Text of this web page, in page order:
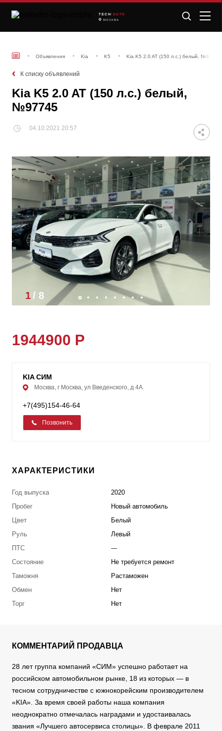
TECH /AUTO
МОСКВА
Объявления Kia K5 Kia K5 2.0 AT (150 л.с.) белый, №97745
К списку объявлений
Kia K5 2.0 AT (150 л.с.) белый,
№97745
04.10.2021 20:57
1/ 8
1944900 Р
KIA СИМ
Москва, г Москва, ул Введенского, д 4А
+7(495)154-46-64
Позвонить
ХАРАКТЕРИСТИКИ
Год выпуска
2020
Пробег
Новый автомобиль
Цвет
Белый
Руль
Левый
ПТС
---
Состояние
Не требуется ремонт
Таможня
Растаможен
Обмен
Нет
Торг
Нет
КОММЕНТАРИЙ ПРОДАВЦА
28 лет группа компаний «СИМ» успешно работает на
российском автомобильном рынке, 18 из которых — в
тесном сотрудничестве с южнокорейским производителем
«KIA». За время своей работы наша компания
неоднократно отмечалась наградами и удостаивалась
звания «Лучшего автосервиса столицы». В феврале 2011